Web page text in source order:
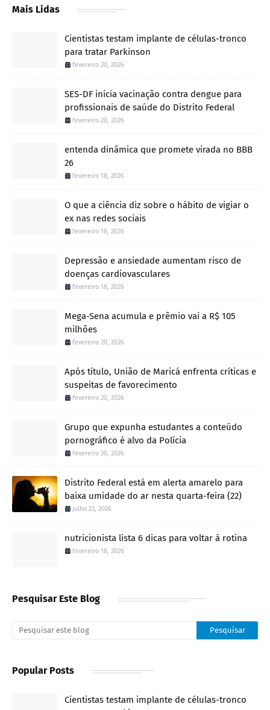
Mais Lidas
Cientistas testam implante de células-tronco
para tratar Parkinson
fevereiro 20, 2026
SES-DF inicia vacinação contra dengue para
profissionais de saúde do Distrito Federal
fevereiro 20, 2026
entenda dinâmica que promete virada no BBB
26
fevereiro 18, 2026
O que a ciência diz sobre o hábito de vigiar o
ex nas redes sociais
fevereiro 18, 2026
Depressão e ansiedade aumentam risco de
doenças cardiovasculares
fevereiro 18, 2026
Mega-Sena acumula e prêmio vai a R$ 105
milhões
fevereiro 20, 2026
Após título, União de Maricá enfrenta críticas e
suspeitas de favorecimento
fevereiro 20, 2026
Grupo que expunha estudantes a conteúdo
pornográfico é alvo da Polícia
fevereiro 20, 2026
Distrito Federal está em alerta amarelo para
baixa umidade do ar nesta quarta-feira (22)
julho 23, 2026
nutricionista lista 6 dicas para voltar à rotina
fevereiro 18, 2026
Pesquisar Este Blog
Popular Posts
Cientistas testam implante de células-tronco